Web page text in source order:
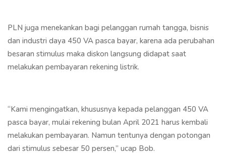
PLN juga menekankan bagi pelanggan rumah tangga, bisnis
dan industri daya 450 VA pasca bayar, karena ada perubahan
besaran stimulus maka diskon langsung didapat saat
melakukan pembayaran rekening listrik.
“Kami mengingatkan, khususnya kepada pelanggan 450 VA
pasca bayar, mulai rekening bulan April 2021 harus kembali
melakukan pembayaran. Namun tentunya dengan potongan
dari stimulus sebesar 50 persen,” ucap Bob.